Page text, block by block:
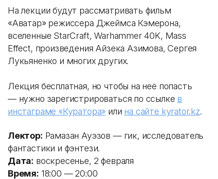
На лекции будут рассматривать фильм
«Аватар» режиссера Джеймса Кэмерона,
вселенные StarCraft, Warhammer 40K, Mass
Effect, произведения Айзека Азимова, Сергея
Лукьяненко и многих других.
Лекция бесплатная, но чтобы на неё попасть
— нужно зарегистрироваться по ссылке в
инстаграме «Куратора» или на сайте kyrator.kz.
Лектор: Рамазан Ауэзов — гик, исследователь
фантастики и фэнтези.
Дата: воскресенье, 2 февраля
Время: 18:00 — 20:00